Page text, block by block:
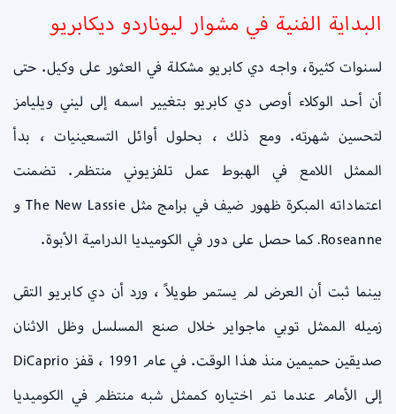
البداية الفنية في مشوار ليوناردو ديكابريو
لسنوات كثيرة، واجه دي كابريو مشكلة في العثور على وكيل. حتى
أن أحد الوكلاء أوصى دي كابريو بتغيير اسمه إلى ليني ويليامز
لتحسين شهرته. ومع ذلك ، بحلول أوائل التسعينيات ، بدأ
الممثل اللامع في الهبوط عمل تلفزيوني منتظم. تضمنت
اعتماداته المبكرة ظهور ضيف في برامج مثل The New Lassie و
Roseanne. كما حصل على دور في الكوميديا الدرامية الأبوة.
بينما ثبت أن العرض لم يستمر طويلاً ، ورد أن دي كابريو التقى
زميله الممثل توبي ماجواير خلال صنع المسلسل وظل الاثنان
صديقين حميمين منذ هذا الوقت. في عام 1991 ، قفز DiCaprio
إلى الأمام عندما تم اختياره كممثل شبه منتظم في الكوميديا